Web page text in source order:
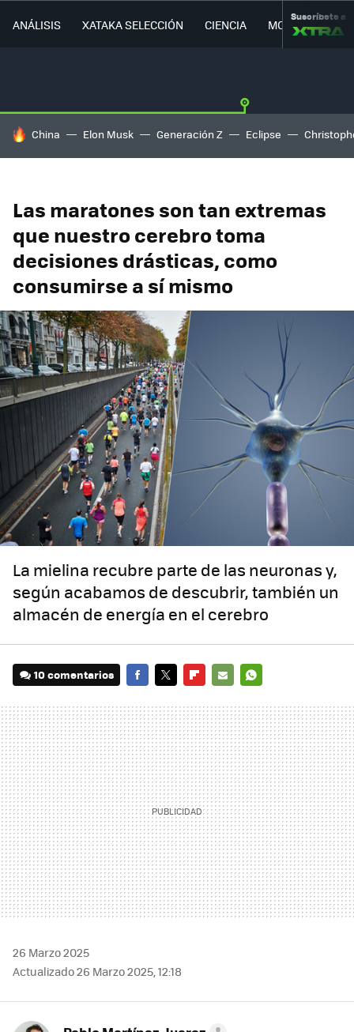
ANÁLISIS XATAKA SELECCIÓN CIENCIA MOVILIDAD
Suscríbete a
HOY SE HABLA DE
China Elon Musk Generación Z Eclipse
Las maratones son tan extremas
que nuestro cerebro toma
decisiones drásticas, como
consumirse a sí mismo
La mielina recubre parte de las neuronas y,
según acabamos de descubrir, también un
almacén de energía en el cerebro
10 comentarios
MAIL
26 Marzo 2025
Actualizado 26 Marzo 2025, 12:18